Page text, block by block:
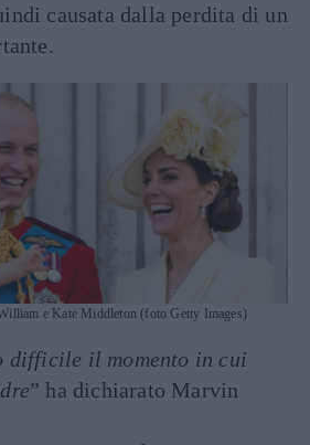
causata dalla perdita di un
e Kate Middleton (foto Getty Images)
difficile il momento in cui
” ha dichiarato Marvin